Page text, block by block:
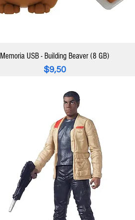
Memoria USB - Building Beaver (8 GB)
Precio
$9,50